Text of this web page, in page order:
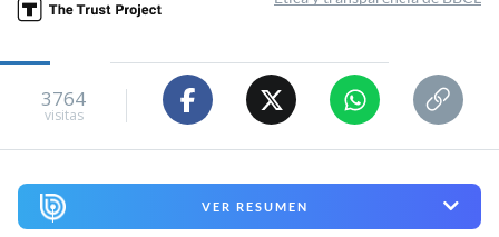
3764
visitas
VER RESUMEN